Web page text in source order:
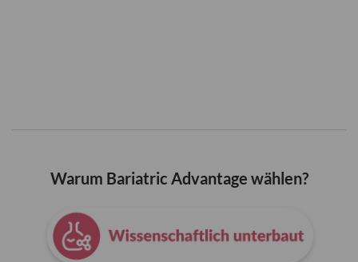
Warum Bariatric Advantage wählen?